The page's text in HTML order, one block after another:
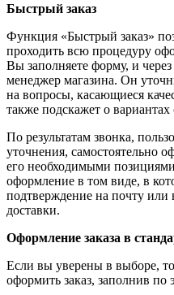
Быстрый заказ
Функция «Быстрый заказ»
проходить всю процедуру
Вы заполняете форму, и
менеджер магазина. Он
на вопросы, касающиеся
также подскажет о
По результатам звонка,
уточнения, самостоятельно
его необходимыми
оформление в том виде, в
подтверждение на почту
доставки.
Оформление заказа в
Если вы уверены в выборе,
оформить заказ, заполнив по